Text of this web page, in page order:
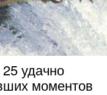
удачно
моментов